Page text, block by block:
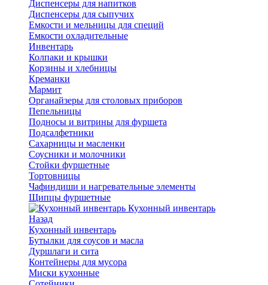
Диспенсеры для напитков
Диспенсеры для сыпучих
Емкости и мельницы для специй
Емкости охладительные
Инвентарь
Колпаки и крышки
Корзины и хлебницы
Креманки
Мармит
Органайзеры для столовых приборов
Пепельницы
Подносы и витрины для фуршета
Подсалфетники
Сахарницы и масленки
Соусники и молочники
Стойки фуршетные
Тортовницы
Чафиндиши и нагревательные элементы
Щипцы фуршетные
Кухонный инвентарь
Назад
Кухонный инвентарь
Бутылки для соусов и масла
Дуршлаги и сита
Контейнеры для мусора
Миски кухонные